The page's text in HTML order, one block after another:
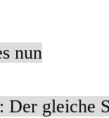
nun
Der gleiche